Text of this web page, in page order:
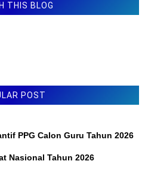
SEKOLAH (US) SMP TAHUN
BAHASA SUNDA KELAS 8
THIS BLOG
POST
PPG Calon Guru Tahun 2026
Nasional Tahun 2026